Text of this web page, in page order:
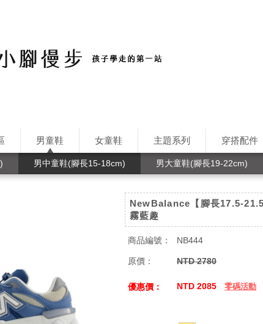
男童鞋 女童鞋 主題系列 穿搭配件
男中童鞋(腳長15-18cm) 男大童鞋(腳長19-22cm)
NewBalance【腳長17.5-
霧藍趣
商品編號： NB444
原價： NTD 2780
優惠價： NTD 2085 零碼活動